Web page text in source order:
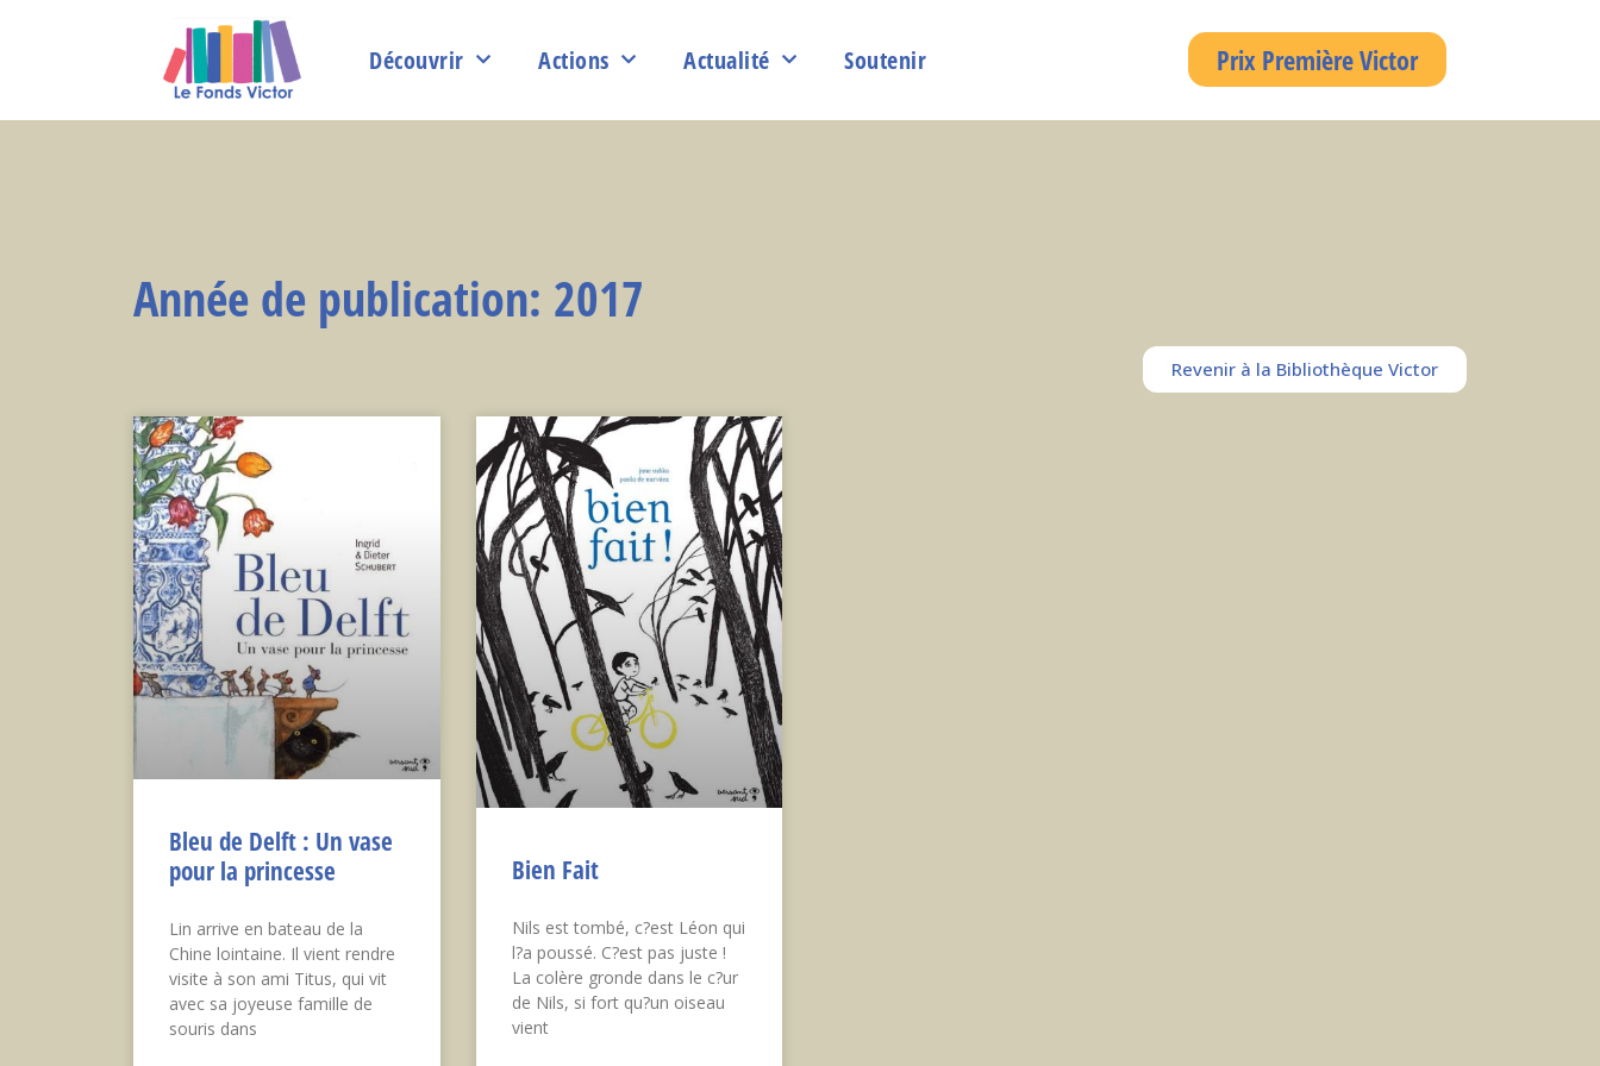
Découvrir Actions Actualité Soutenir Prix Première Victor
Année de publication: 2017
Revenir à la Bibliothèque Victor
Bleu de Delft : Un vase
pour la princesse
Lin arrive en bateau de la
Chine lointaine. Il vient rendre
visite à son ami Titus, qui vit
avec sa joyeuse famille de
souris dans
Bien Fait
Nils est tombé, c?est Léon qui
l?a poussé. C?est pas juste !
La colère gronde dans le c?ur
de Nils, si fort qu?un oiseau
vient